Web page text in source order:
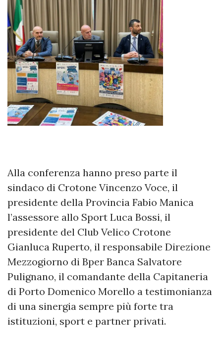
Alla conferenza hanno preso parte il
sindaco di Crotone Vincenzo Voce, il
presidente della Provincia Fabio Manica
l’assessore allo Sport Luca Bossi, il
presidente del Club Velico Crotone
Gianluca Ruperto, il responsabile Direzione
Mezzogiorno di Bper Banca Salvatore
Pulignano, il comandante della Capitaneria
di Porto Domenico Morello a testimonianza
di una sinergia sempre più forte tra
istituzioni, sport e partner privati.